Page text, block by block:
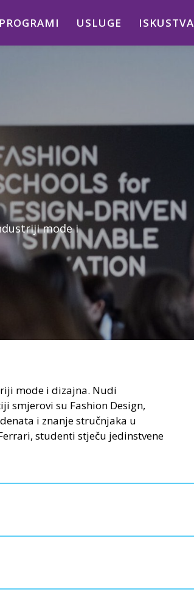
PROGRAMI USLUGE ISKUSTVA
mode i
mode i dizajna. Nudi
smjerovi su Fashion Design,
i znanje stručnjaka u
studenti stječu jedinstvene